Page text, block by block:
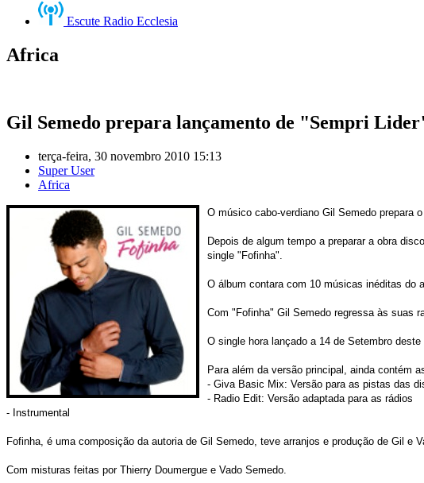
Escute Radio Ecclesia
Africa
Gil Semedo prepara lançamento de "Sempri
terça-feira, 30 novembro 2010 15:13
Super User
Africa
O músico cabo-verdiano Gil Semedo prepara
Depois de algum tempo a preparar a obra
single "Fofinha".
O álbum contara com 10 músicas inéditas do
Com "Fofinha" Gil Semedo regressa às suas
O single hora lançado a 14 de Setembro deste
Para além da versão principal, ainda contém
- Giva Basic Mix: Versão para as pistas das
- Radio Edit: Versão adaptada para as rádios
- Instrumental
Fofinha, é uma composição da autoria de Gil Semedo, teve arranjos e produção de Gil e
Com misturas feitas por Thierry Doumergue e Vado Semedo.